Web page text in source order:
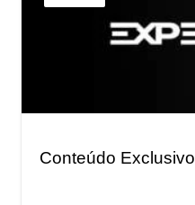
Conteúdo Exclusivo